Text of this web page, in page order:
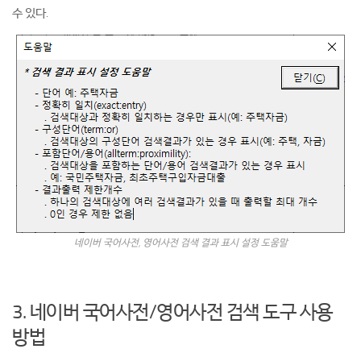
수 있다.
네이버 국어사전, 영어사전 검색 결과 표시 설정 도움말
3. 네이버 국어사전/영어사전 검색 도구 사용
방법